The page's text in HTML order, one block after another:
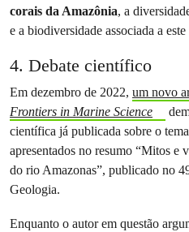
corais da Amazônia, a
e a biodiversidade associada a
4. Debate científico
Em dezembro de 2022, um novo
Frontiers in Marine Science
científica já publicada sobre o
apresentados no resumo “Mitos e
do rio Amazonas”, publicado no
Geologia.
Enquanto o autor em questão